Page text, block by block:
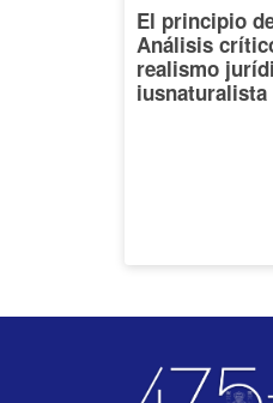
El principio
Análisis
realismo
iusnaturalista